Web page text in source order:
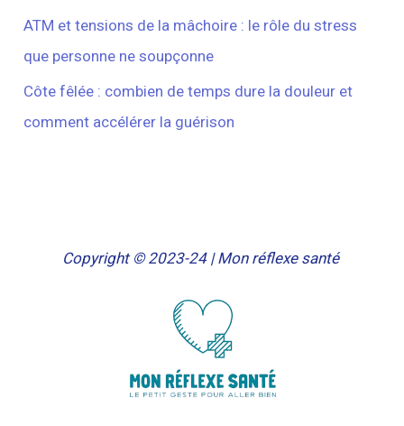
ATM et tensions de la mâchoire : le rôle du stress
que personne ne soupçonne
Côte fêlée : combien de temps dure la douleur et
comment accélérer la guérison
Copyright © 2023-24 | Mon réflexe santé